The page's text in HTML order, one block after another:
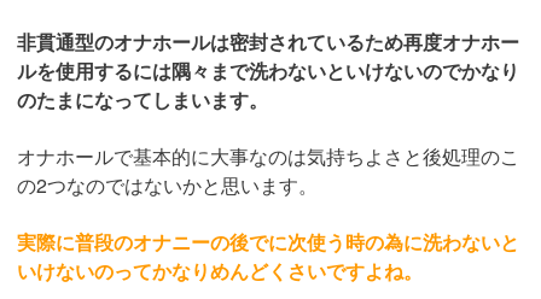
非貫通型のオナホールは密封されているため再度オナホー
ルを使用するには隅々まで洗わないといけないのでかなり
のたまになってしまいます。
オナホールで基本的に大事なのは気持ちよさと後処理のこ
の2つなのではないかと思います。
実際に普段のオナニーの後でに次使う時の為に洗わないと
いけないのってかなりめんどくさいですよね。